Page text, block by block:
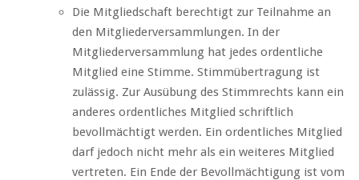
Die Mitgliedschaft berechtigt zur Teilnahme an
den Mitgliederversammlungen. In der
Mitgliederversammlung hat jedes ordentliche
Mitglied eine Stimme. Stimmübertragung ist
zulässig. Zur Ausübung des Stimmrechts kann ein
anderes ordentliches Mitglied schriftlich
bevollmächtigt werden. Ein ordentliches Mitglied
darf jedoch nicht mehr als ein weiteres Mitglied
vertreten. Ein Ende der Bevollmächtigung ist vom